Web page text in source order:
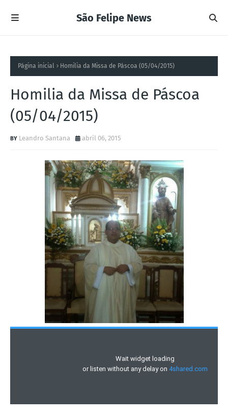
São Felipe News
Página inicial Homilia da Missa de Páscoa (05/04/2015)
Homilia da Missa de Páscoa
(05/04/2015)
Leandro Santana abril 06, 2015